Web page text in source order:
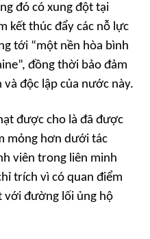
đó có xung đột tại
kết thúc đẩy các nỗ lực
tới “một nền hòa bình
đồng thời bảo đảm
độc lập của nước này.
được cho là đã được
mỏng hơn dưới tác
viên trong liên minh
trích vì có quan điểm
với đường lối ủng hộ